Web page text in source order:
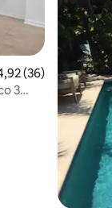
оцена:
(36)
3